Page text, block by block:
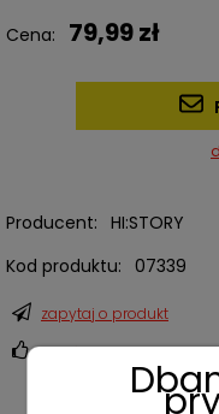
Cena: 79,99 zł
Producent: HI:STORY
Kod produktu: 07339
zapytaj o produkt
poleć znajomemu